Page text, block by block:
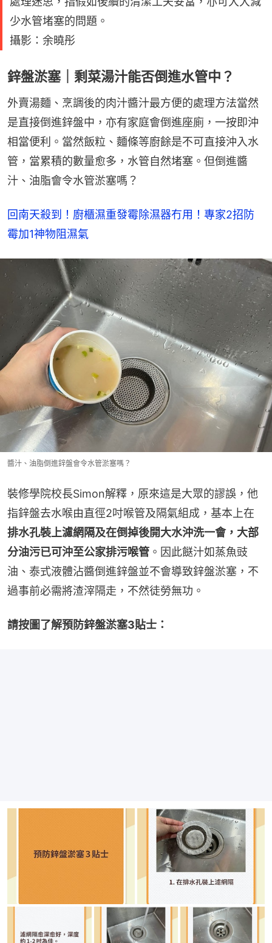
少水管堵塞的問題。
攝影：余曉彤
鋅盤淤塞｜剩菜湯汁能否倒進水管中？
外賣湯麵、烹調後的肉汁醬汁最方便的處理方法當然
是直接倒進鋅盤中，亦有家庭會倒進座廁，一按即沖
相當便利。當然飯粒、麵條等廚餘是不可直接沖入水
管，當累積的數量愈多，水管自然堵塞。但倒進醬
汁、油脂會令水管淤塞嗎？
回南天殺到！廚櫃濕重發霉除濕器冇用！專家2招防
霉加1神物阻濕氣
醬汁、油脂倒進鋅盤會令水管淤塞嗎？
裝修學院校長Simon解釋，原來這是大眾的謬誤，他
指鋅盤去水喉由直徑2吋喉管及隔氣組成，基本上在
排水孔裝上濾網隔及在倒掉後開大水沖洗一會，大部
分油污已可沖至公家排污喉管 。因此餸汁如蒸魚豉
油、泰式液體沾醬倒進鋅盤並不會導致鋅盤淤塞，不
過事前必需將渣滓隔走，不然徒勞無功。
請按圖了解預防鋅盤淤塞3貼士：